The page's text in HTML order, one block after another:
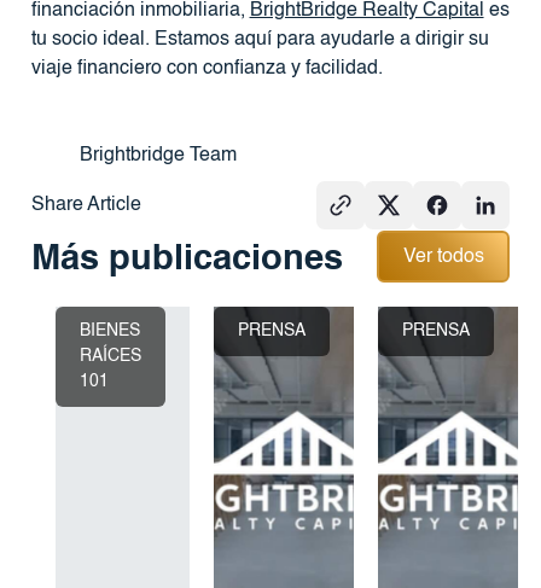
Brightbridge Team
Share Article
financiación inmobiliaria, BrightBridge Realty Capital es
tu socio ideal. Estamos aquí para ayudarle a dirigir su
viaje financiero con confianza y facilidad.
Más publicaciones
Ver todos
Ver todos
BIENES
RAÍCES
101
PRENSA PRENSA